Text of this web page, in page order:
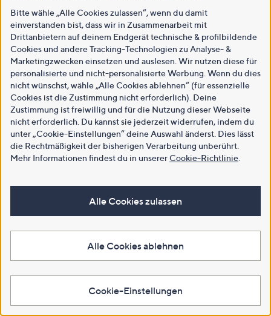
Bitte wähle „Alle Cookies zulassen“, wenn du damit
einverstanden bist, dass wir in Zusammenarbeit mit
Drittanbietern auf deinem Endgerät technische & profilbildende
Cookies und andere Tracking-Technologien zu Analyse- &
Marketingzwecken einsetzen und auslesen. Wir nutzen diese für
personalisierte und nicht-personalisierte Werbung. Wenn du dies
nicht wünschst, wähle „Alle Cookies ablehnen“ (für essenzielle
Cookies ist die Zustimmung nicht erforderlich). Deine
Zustimmung ist freiwillig und für die Nutzung dieser Webseite
nicht erforderlich. Du kannst sie jederzeit widerrufen, indem du
unter „Cookie-Einstellungen“ deine Auswahl änderst. Dies lässt
die Rechtmäßigkeit der bisherigen Verarbeitung unberührt.
Mehr Informationen findest du in unsererCookie-Richtlinie
Alle Cookies zulassen
Alle Cookies ablehnen
Cookie-Einstellungen